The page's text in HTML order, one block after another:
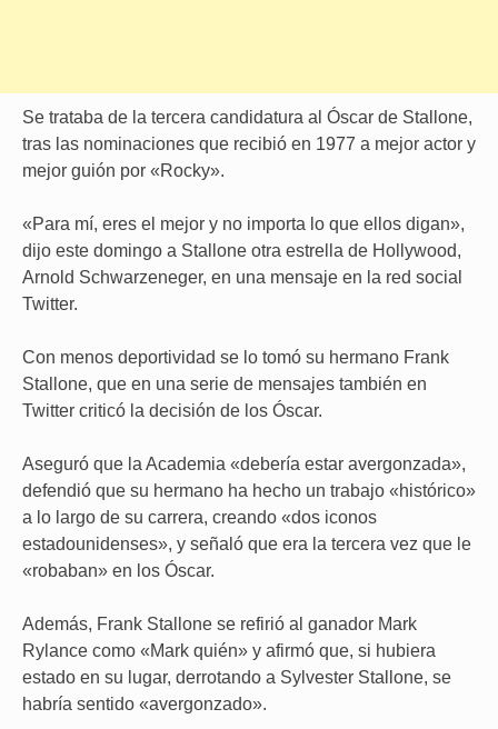
Se trataba de la tercera candidatura al Óscar de Stallone,
tras las nominaciones que recibió en 1977 a mejor actor y
mejor guión por «Rocky».
«Para mí, eres el mejor y no importa lo que ellos digan»,
dijo este domingo a Stallone otra estrella de Hollywood,
Arnold Schwarzeneger, en una mensaje en la red social
Twitter.
Con menos deportividad se lo tomó su hermano Frank
Stallone, que en una serie de mensajes también en
Twitter criticó la decisión de los Óscar.
Aseguró que la Academia «debería estar avergonzada»,
defendió que su hermano ha hecho un trabajo «histórico»
a lo largo de su carrera, creando «dos iconos
estadounidenses», y señaló que era la tercera vez que le
«robaban» en los Óscar.
Además, Frank Stallone se refirió al ganador Mark
Rylance como «Mark quién» y afirmó que, si hubiera
estado en su lugar, derrotando a Sylvester Stallone, se
habría sentido «avergonzado».